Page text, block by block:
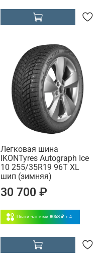
Легковая шина
IKONTyres Autograph Ice
10 255/35R19 96T XL
шип (зимняя)
30 700 ₽
Плати частями 8058 ₽ x 4